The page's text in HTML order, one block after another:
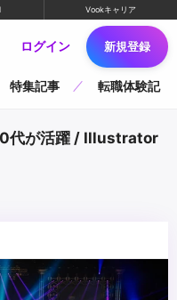
Vookキャリア
ログイン 新規登録
特集記事 転職体験記
代が活躍 / Illustrator